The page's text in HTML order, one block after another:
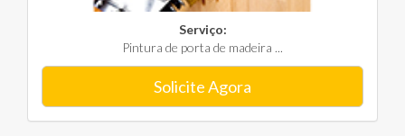
Serviço:
Pintura de porta de madeira ...
Solicite Agora